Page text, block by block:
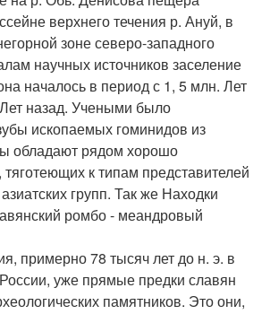
верхнего течения р. Ануй, в
зоне северо-западного
научных источников заселение
началось в период с 1, 5 млн. Лет
назад. Учеными было
ископаемых гоминидов из
обладают рядом хорошо
к типам представителей
групп. Так же Находки
ромбо - меандровый
примерно 78 тысяч лет до н. э. в
уже прямые предки славян
памятников. Это они,